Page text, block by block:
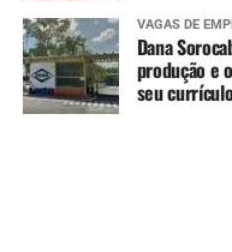
UP NEXT
Duas mulheres são
Sorocaba; ex-marido de
Defesa Civil prorroga
VAGAS DE
Dana
produção e
seu